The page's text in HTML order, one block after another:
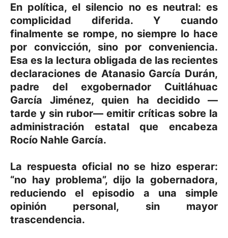
En política, el silencio no es neutral: es
complicidad diferida. Y cuando
finalmente se rompe, no siempre lo hace
por convicción, sino por conveniencia.
Esa es la lectura obligada de las recientes
declaraciones de Atanasio García Durán,
padre del exgobernador Cuitláhuac
García Jiménez, quien ha decidido —
tarde y sin rubor— emitir críticas sobre la
administración estatal que encabeza
Rocío Nahle García.
La respuesta oficial no se hizo esperar:
“no hay problema”, dijo la gobernadora,
reduciendo el episodio a una simple
opinión personal, sin mayor
trascendencia.